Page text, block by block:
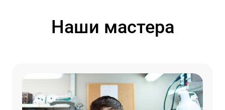
Наши мастера